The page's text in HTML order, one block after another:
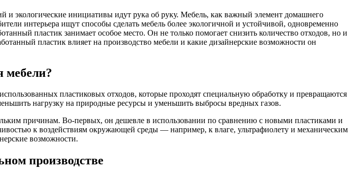
и экологические инициативы идут рука об руку. Мебель, как важный элемент домашнего
интерьера ищут способы сделать мебель более экологичной и устойчивой, одновременно
пластик занимает особое место. Он не только помогает снизить количество отходов, но и
пластик влияет на производство мебели и какие дизайнерские возможности он
мебели?
пластиковых отходов, которые проходят специальную обработку и превращаются
нагрузку на природные ресурсы и уменьшить выбросы вредных газов.
причинам. Во-первых, он дешевле в использовании по сравнению с новыми пластиками и
к воздействиям окружающей среды — например, к влаге, ультрафиолету и механическим
возможности.
производстве